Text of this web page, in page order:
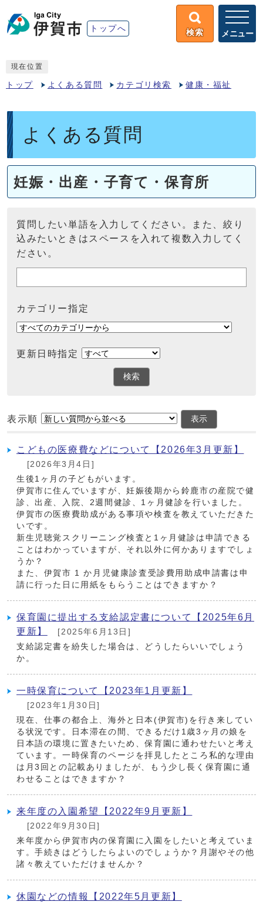
トップへ 検索 メニュー
現在位置
トップ よくある質問 カテゴリ検索 健康・福祉
よくある質問
妊娠・出産・子育て・保育所
質問したい単語を入力してください。また、絞り
込みたいときはスペースを入れて複数入力してく
ださい。
カテゴリー指定
更新日時指定
検索
表示順 表示
こどもの医療費などについて【2026年3月更新】
[2026年3月4日]
生後1ヶ月の子どもがいます。
伊賀市に住んでいますが、妊娠後期から鈴鹿市の産院で健
診、出産、入院、2週間健診、1ヶ月健診を行いました。
伊賀市の医療費助成がある事項や検査を教えていただきた
いです。
新生児聴覚スクリーニング検査と1ヶ月健診は申請できる
ことはわかっていますが、それ以外に何かありますでしょ
うか？
また、伊賀市 1 か月児健康診査受診費用助成申請書は申
請に行った日に用紙をもらうことはできますか？
保育園に提出する支給認定書について【2025年6月
更新】
[2025年6月13日]
支給認定書を紛失した場合は、どうしたらいいでしょう
か。
一時保育について【2023年1月更新】
[2023年1月30日]
現在、仕事の都合上、海外と日本(伊賀市)を行き来してい
る状況です。日本滞在の間、できるだけ1歳3ヶ月の娘を
日本語の環境に置きたいため、保育園に通わせたいと考え
ています。一時保育のページを拝見したところ私的な理由
は月3回との記載ありましたが、もう少し長く保育園に通
わせることはできますか？
来年度の入園希望【2022年9月更新】
[2022年9月30日]
来年度から伊賀市内の保育園に入園をしたいと考えていま
す。手続きはどうしたらよいのでしょうか？月謝やその他
諸々教えていただけませんか？
休園などの情報【2022年5月更新】